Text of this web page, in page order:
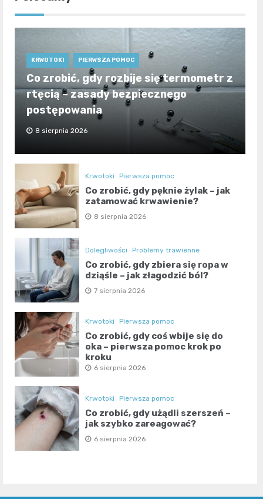
KRWOTOKI PIERWSZA POMOC
Co zrobić, gdy rozbije się termometr z
rtęcią – zasady bezpiecznego
postępowania
8 sierpnia 2026
Krwotoki Pierwsza pomoc
Co zrobić, gdy pęknie żylak – jak
zatamować krwawienie?
8 sierpnia 2026
Dolegliwości Problemy trawienne
Co zrobić, gdy zbiera się ropa w
dziąśle – jak złagodzić ból?
7 sierpnia 2026
Krwotoki Pierwsza pomoc
Co zrobić, gdy coś wbije się do
oka – pierwsza pomoc krok po
kroku
6 sierpnia 2026
Krwotoki Pierwsza pomoc
Co zrobić, gdy użądli szerszeń –
jak szybko zareagować?
6 sierpnia 2026